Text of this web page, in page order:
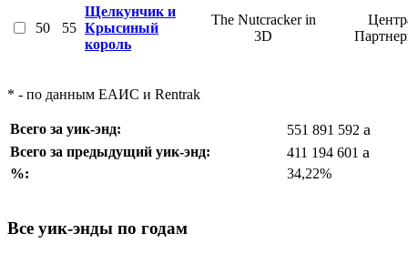
50 55
Щелкунчик и
Крысиный
король
The Nutcracker in
3D
* - по данным ЕАИС и Rentrak
Всего за уик-энд: 551 891 592 a
Всего за предыдущий уик-энд: 411 194 601 a
%: 34,22%
Все уик-энды по годам